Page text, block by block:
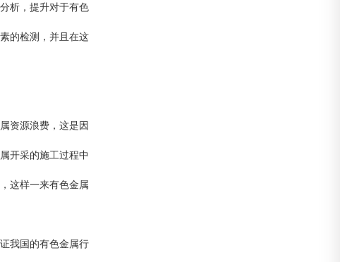
析，提升对于有色
的检测，并且在这
资源浪费，这是因
开采的施工过程中
这样一来有色金属
我国的有色金属行